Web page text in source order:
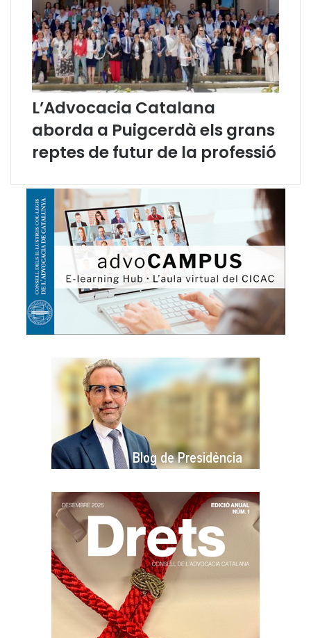
t
í
n
e
z
i
G
e
a
L’Advocacia Catalana
aborda a Puigcerdà els grans
reptes de futur de la professió